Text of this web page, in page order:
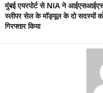
मुंबई एयरपोर्ट से NIA ने
स्लीपर सेल के मॉड्यूल के दो सदस्यों
गिरफ्तार किया